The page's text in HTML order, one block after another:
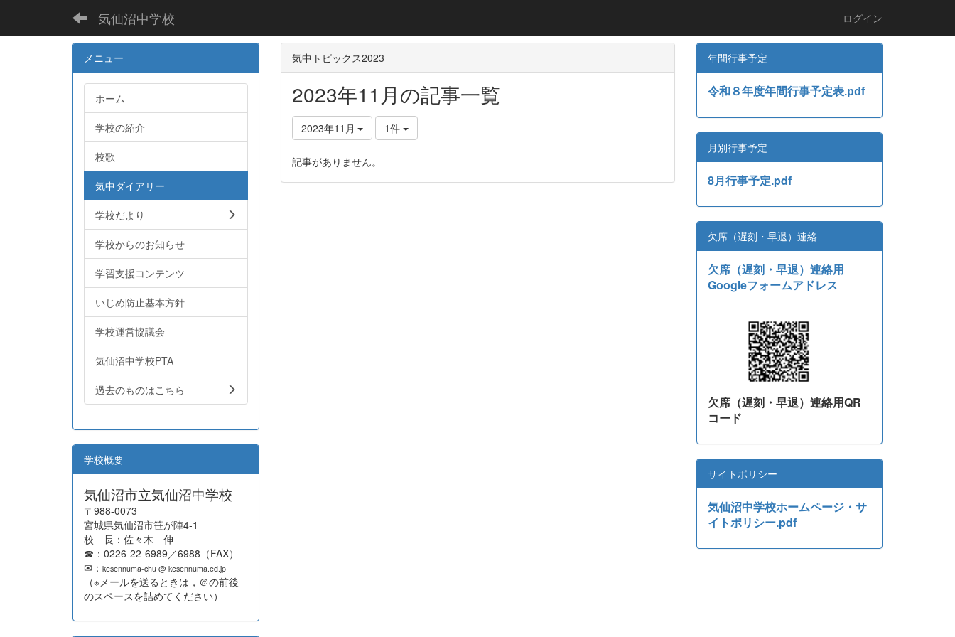
気仙沼中学校 ログイン
気中トピックス2023
2023年11月の記事一覧
2023年11月 1件
記事がありません。
メニュー
ホーム
学校の紹介
校歌
気中ダイアリー
学校だより
学校からのお知らせ
学習支援コンテンツ
いじめ防止基本方針
学校運営協議会
気仙沼中学校PTA
過去のものはこちら
学校概要
気仙沼市立気仙沼中学校
〒988-0073
宮城県気仙沼市笹が陣4-1
校 長：佐々木 伸
☎：0226-22-6989／6988（FAX）
✉： kesennuma-chu @ kesennuma.ed.jp
（※メールを送るときは，＠の前後
のスペースを詰めてください）
年間行事予定
令和８年度年間行事予定表.pdf
月別行事予定
8月行事予定.pdf
欠席（遅刻・早退）連絡
欠席（遅刻・早退）連絡用
Googleフォームアドレス
欠席（遅刻・早退）連絡用QR
コード
サイトポリシー
気仙沼中学校ホームページ・サ
イトポリシー.pdf